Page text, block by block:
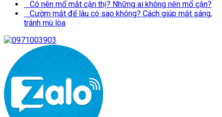
Có nên mổ mắt cận thị? Những ai không nên mổ cận?
Cườm mắt để lâu có sao không? Cách giúp mắt sáng,
tránh mù lòa